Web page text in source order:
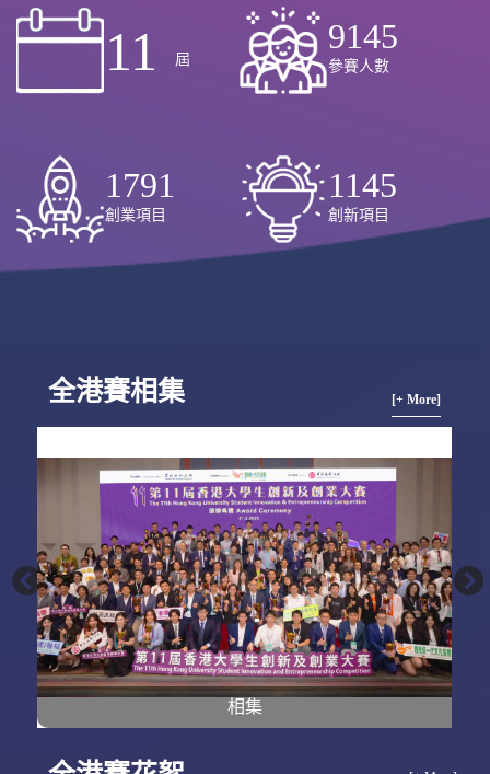
屆
11 參賽人數
9145
創業項目
1791
創新項目
1145
[+ More]
全港賽相集
相集